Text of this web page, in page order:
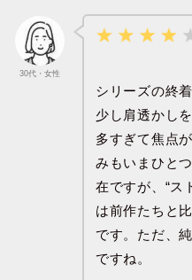
30代・女性
シリーズの終
少し肩透かし
多すぎて焦点
みもいまひと
在ですが、“ス
は前作たちと
です。ただ、
ですね。